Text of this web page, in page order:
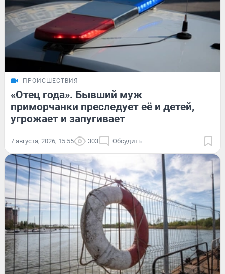
ПРОИСШЕСТВИЯ
«Отец года». Бывший муж
приморчанки преследует её и детей,
угрожает и запугивает
7 августа, 2026, 15:55 303 Обсудить